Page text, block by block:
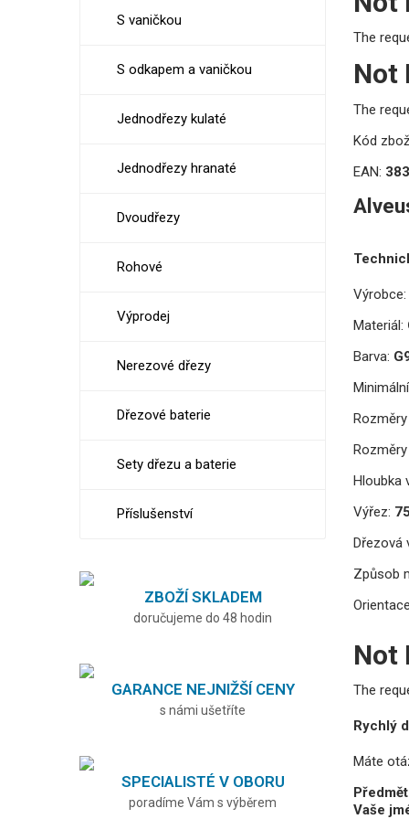
The
Not
The
Kód
EAN:
Výrobce:
Materiál:
Barva:
Hloubka
Výřez:
Dřezová
Způsob
Not
The
Rychlý
Máte
Předmět
Vaše
S vaničkou
S odkapem a vaničkou
Jednodřezy kulaté
Jednodřezy hranaté
Dvoudřezy
Rohové
Výprodej
Nerezové dřezy
Dřezové baterie
Sety dřezu a baterie
Příslušenství
ZBOŽÍ SKLADEM
doručujeme do 48 hodin
GARANCE NEJNIŽŠÍ CENY
s námi ušetříte
SPECIALISTÉ V OBORU
poradíme Vám s výběrem